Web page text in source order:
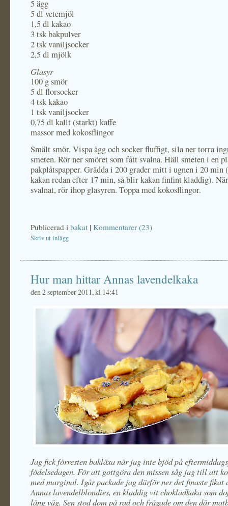
5 ägg
5 dl vetemjöl
1,5 dl kakao
3 tsk bakpulver
2 tsk vaniljsocker
2,5 dl mjölk
Glasyr
100 g smör
5 dl florsocker
4 tsk kakao
1 tsk vaniljsocker
0,75 dl kallt (starkt) kaffe
massor med kokosflingor
Smält smör. Vispa ägg och socker fluffigt, sila ner torra
smeten. Rör ner smöret som fått svalna. Häll smeten i en
pakplåtspapper. Grädda i 200 grader mitt i ugnen i 20 min
kakan redan efter 17 min, så blir kakan finfint kladdig).
svalnat, rör ihop glasyren. Toppa med kokosflingor.
Publicerad i bakat | Kommentarer (23)
Skriv ut inlägg
Hur man hittar Annas lavendelkaka
den 2 september 2011, kl 14:41
Jag fick förresten bakläxa när jag inte bjöd på
födelsedagen. För att gottgöra den missen såg jag till att
med marginal. Igår packade jag därför ner det finaste fikat
Annas lavendelblondies, en kladdig vit chokladkaka som
lång väg. Sen stod dom på rad och frågade om den där